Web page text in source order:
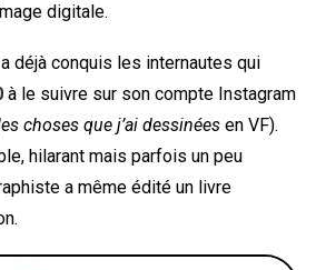
digitale.
déjà conquis les internautes qui
à le suivre sur son compte Instagram
choses que j’ai dessinées en VF).
hilarant mais parfois un peu
a même édité un livre